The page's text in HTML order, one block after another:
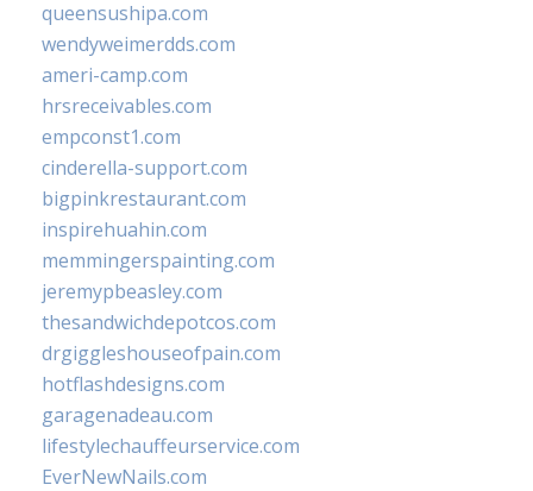
queensushipa.com
wendyweimerdds.com
ameri-camp.com
hrsreceivables.com
empconst1.com
cinderella-support.com
bigpinkrestaurant.com
inspirehuahin.com
memmingerspainting.com
jeremypbeasley.com
thesandwichdepotcos.com
drgiggleshouseofpain.com
hotflashdesigns.com
garagenadeau.com
lifestylechauffeurservice.com
EverNewNails.com